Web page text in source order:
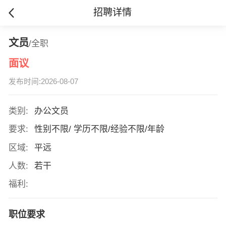
招聘详情
文员/全职
面议
发布时间:2026-08-07
类别:
办公文员
要求:
性别不限/ 学历不限/经验不限/年龄
区域:
平远
人数:
若干
福利:
职位要求